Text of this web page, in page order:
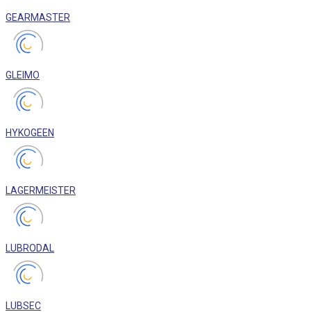
GEARMASTER
GLEIMO
HYKOGEEN
LAGERMEISTER
LUBRODAL
LUBSEC